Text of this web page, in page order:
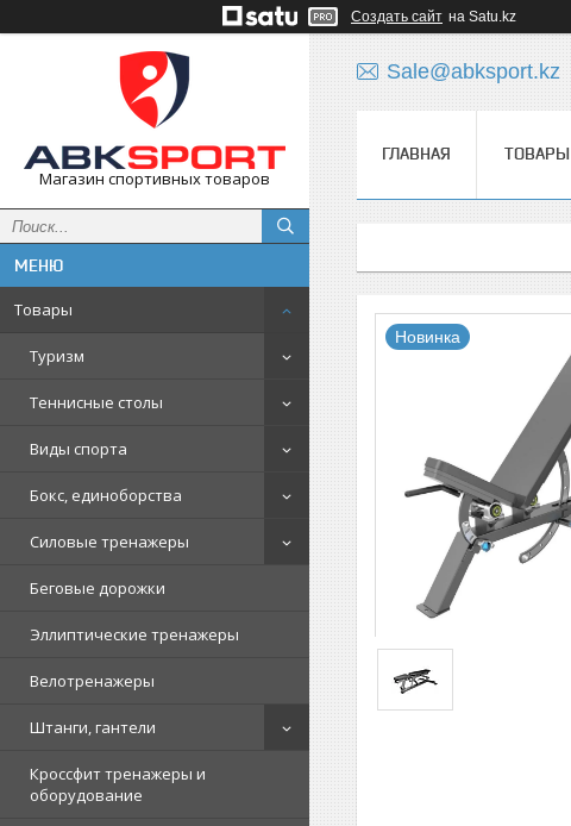
Создать сайт на Satu.kz
Магазин спортивных товаров
Товары
Туризм
Теннисные столы
Виды спорта
Бокс, единоборства
Силовые тренажеры
Беговые дорожки
Эллиптические тренажеры
Велотренажеры
Штанги, гантели
Кроссфит тренажеры и
оборудование
Sale@abksport.kz
ГЛАВНАЯ ТОВАРЫ
Новинка